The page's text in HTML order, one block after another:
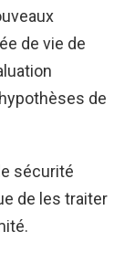
de vie de
de
sécurité
de les traiter